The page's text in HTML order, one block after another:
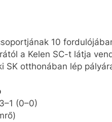
10
a Kelen SC-t látja
SK otthonában lép
(0–0)